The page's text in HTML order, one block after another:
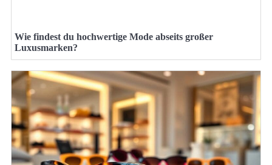
Wie findest du hochwertige Mode abseits großer
Luxusmarken?